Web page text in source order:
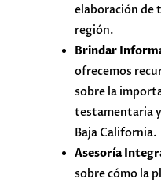
elaboración de
región.
Brindar
ofrecemos
sobre la
testamentaria y
Baja California.
Asesoría
sobre cómo la